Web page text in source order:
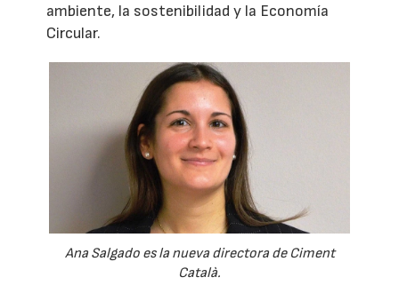
ambiente, la sostenibilidad y la Economía
Circular.
Ana Salgado es la nueva directora de Ciment
Català.